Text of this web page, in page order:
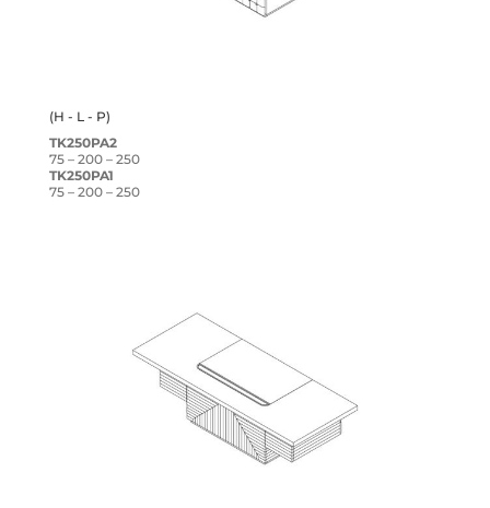
(H - L - P)
TK250PA2
75 – 200 – 250
TK250PA1
75 – 200 – 250